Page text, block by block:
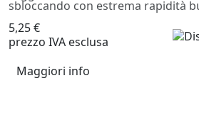
sbloccando con estrema rapidità
5,25 €
prezzo IVA esclusa
Maggiori info